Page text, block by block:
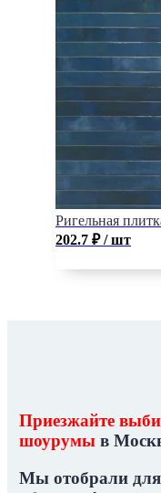
Ригельная
202.7 ₽ / шт
Приезжайте
шоурумы в
Мы отобрали для